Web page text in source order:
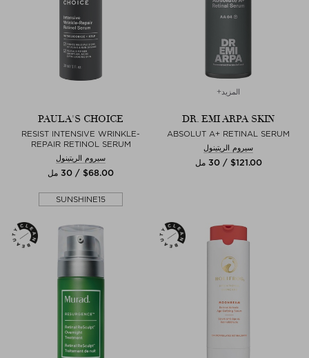
المزيد+
DR. EMI ARPA SKIN
ABSOLUT A+ RETINAL SERUM
سيروم الريتينول
$‌121.00 / 30 مل
PAULA'S CHOICE
RESIST INTENSIVE WRINKLE-
REPAIR RETINOL SERUM
سيروم الريتينول
$‌68.00 / 30 مل
SUNSHINE15